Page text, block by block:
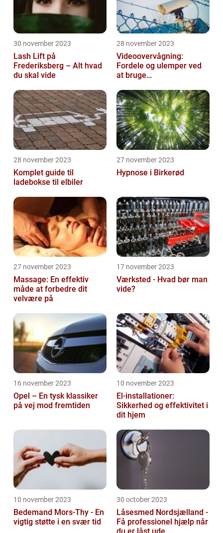
30 november 2023
Lash Lift på
Frederiksberg – Alt hvad
du skal vide
28 november 2023
Videoovervågning:
Fordele og ulemper ved
at bruge
28 november 2023
Komplet guide til
ladebokse til elbiler
27 november 2023
Hypnose i Birkerød
27 november 2023
Massage: En effektiv
måde at forbedre dit
velvære på
17 november 2023
Værksted - Hvad bør man
vide?
16 november 2023
Opel – En tysk klassiker
på vej mod fremtiden
10 november 2023
El-installationer:
Sikkerhed og effektivitet i
dit hjem
10 november 2023
Bedemand Mors-Thy - En
vigtig støtte i en svær tid
30 october 2023
Låsesmed Nordsjælland -
Få professionel hjælp når